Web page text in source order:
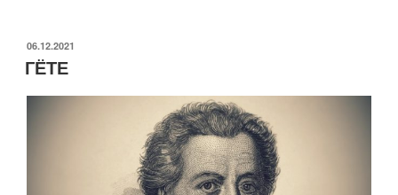
ОПУБЛИКОВАНО
06.12.2021
ГЁТЕ